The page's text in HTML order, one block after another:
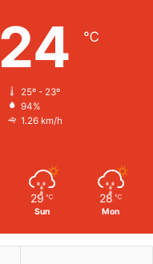
24 ℃
25º - 23º
94%
1.26 km/h
29 ℃
Sun
28 ℃
Mon